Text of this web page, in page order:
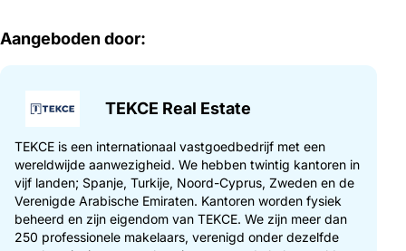
Aangeboden door:
TEKCE Real Estate
TEKCE is een internationaal vastgoedbedrijf met een
wereldwijde aanwezigheid. We hebben twintig kantoren in
vijf landen; Spanje, Turkije, Noord-Cyprus, Zweden en de
Verenigde Arabische Emiraten. Kantoren worden fysiek
beheerd en zijn eigendom van TEKCE. We zijn meer dan
250 professionele makelaars, verenigd onder dezelfde